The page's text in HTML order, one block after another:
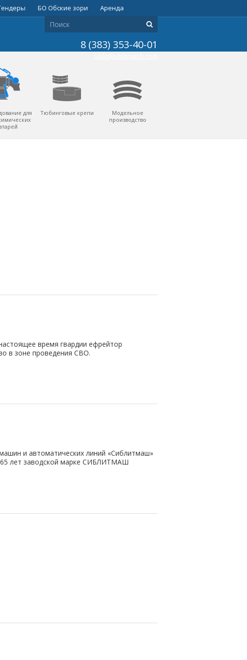
БО Обские зори Аренда
8 (383) 353-40-01
для
Тюбинговые крепи
Модельное
производство
время гвардии ефрейтор
в зоне проведения СВО.
и автоматических линий «Сиблитмаш»
65 лет заводской марке СИБЛИТМАШ